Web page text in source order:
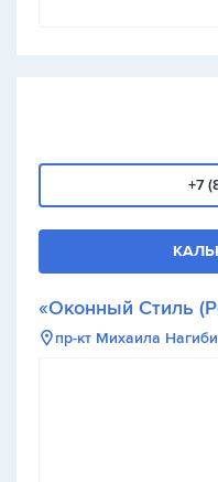
+7
«Оконный Стиль
пр-кт Михаила